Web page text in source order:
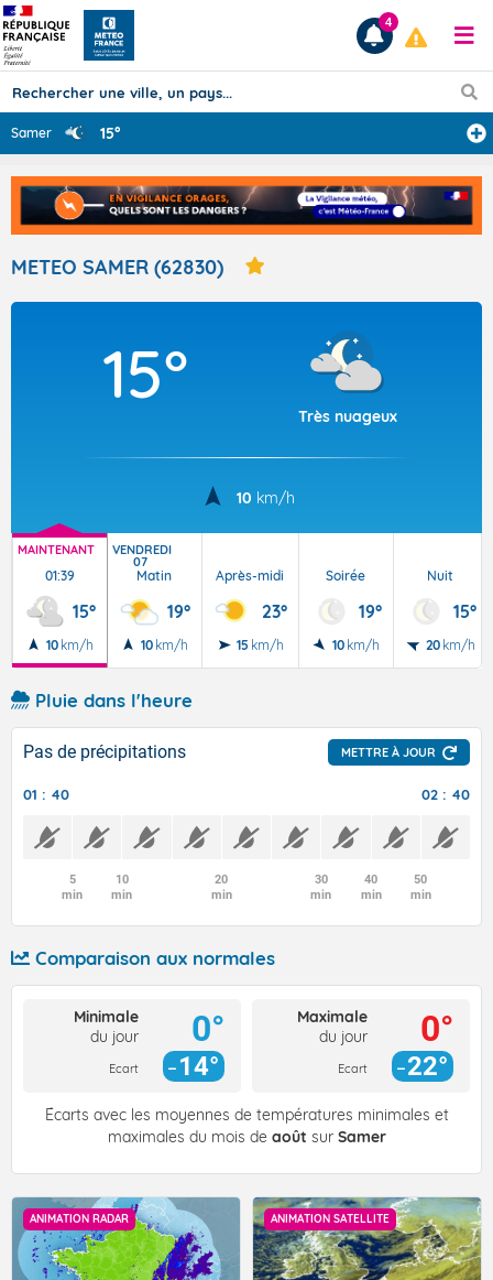
Prévisions
TOUS LES RÉSULTATS
Articles
4
Samer 15°
METEO SAMER (62830)
15°
Très nuageux
10 km/h
MAINTENANT
01:39
15°
10 km/h
VENDREDI
07
Matin
19°
10 km/h
Après-midi
23°
15 km/h
Soirée
19°
10 km/h
Nuit
15°
20 km/h
Pluie dans l'heure
Pas de précipitations METTRE À JOUR
01 : 40 02 : 40
5
min
10
min
20
min
30
min
40
min
50
min
Comparaison aux normales
Minimale
du jour
Ecart
0°
14°
Maximale
du jour
Ecart
0°
22°
Écarts avec les moyennes de températures minimales et
maximales du mois de août sur Samer
ANIMATION RADAR ANIMATION SATELLITE